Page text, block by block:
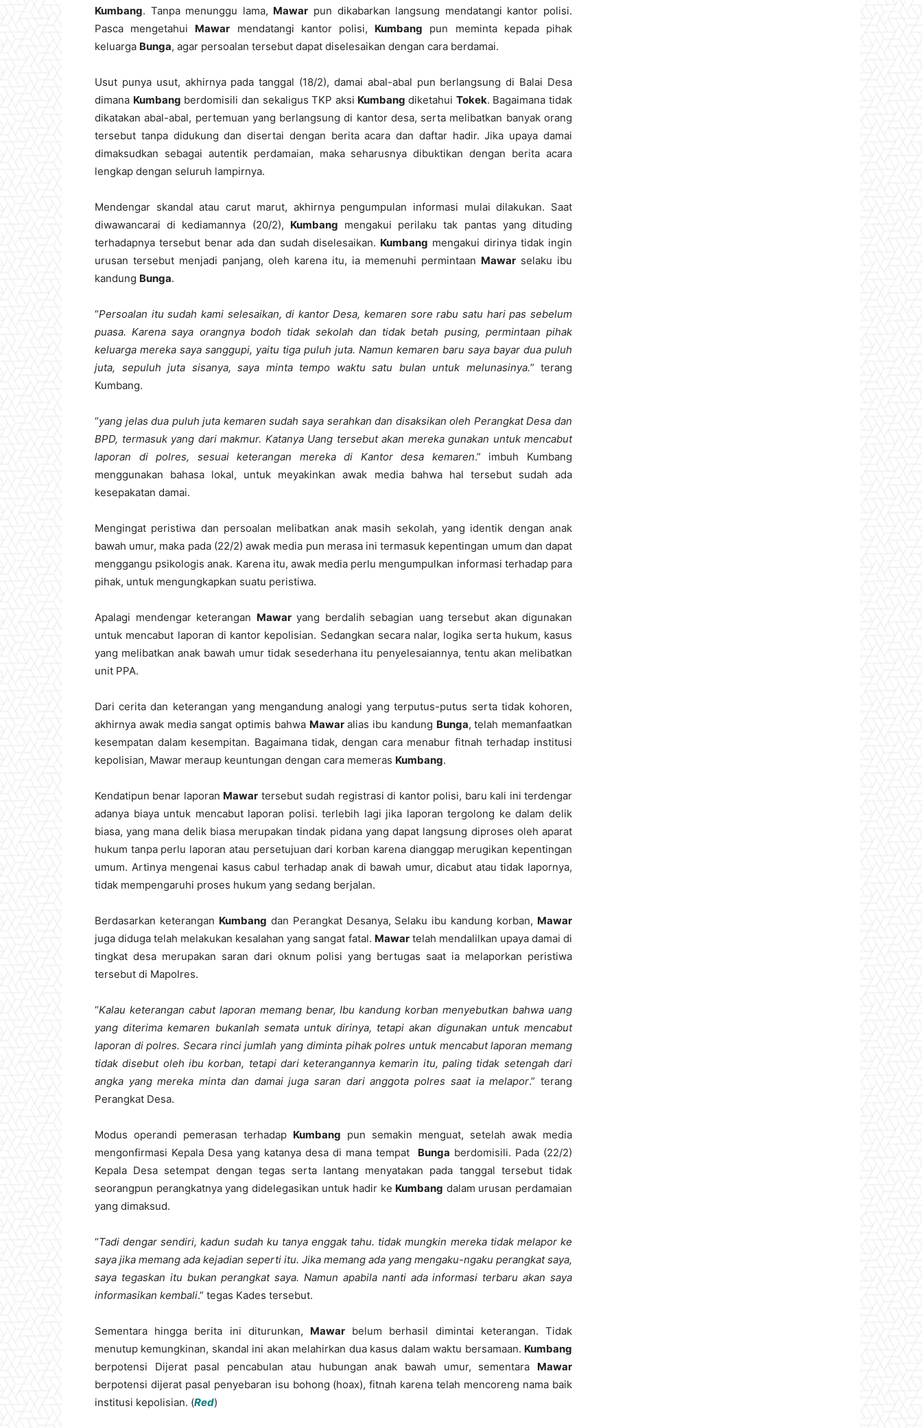
Kumbang. Tanpa menunggu lama, Mawar pun dikabarkan langsung mendatangi kantor polisi.
Pasca mengetahui Mawar mendatangi kantor polisi, Kumbang pun meminta kepada pihak
keluarga Bunga, agar persoalan tersebut dapat diselesaikan dengan cara berdamai.
Usut punya usut, akhirnya pada tanggal (18/2), damai abal-abal pun berlangsung di Balai Desa
dimana Kumbang berdomisili dan sekaligus TKP aksi Kumbangdiketahui Tokek. Bagaimana tidak
dikatakan abal-abal, pertemuan yang berlangsung di kantor desa, serta melibatkan banyak orang
tersebut tanpa didukung dan disertai dengan berita acara dan daftar hadir. Jika upaya damai
dimaksudkan sebagai autentik perdamaian, maka seharusnya dibuktikan dengan berita acara
lengkap dengan seluruh lampirnya.
Mendengar skandal atau carut marut, akhirnya pengumpulan informasi mulai dilakukan. Saat
diwawancarai di kediamannya (20/2), Kumbang mengakui perilaku tak pantas yang dituding
terhadapnya tersebut benar ada dan sudah diselesaikan. Kumbang mengakui dirinya tidak ingin
urusan tersebut menjadi panjang, oleh karena itu, ia memenuhi permintaan Mawar selaku ibu
kandung Bunga.
“Persoalan itu sudah kami selesaikan, di kantor Desa, kemaren sore rabu satu hari pas sebelum
puasa. Karena saya orangnya bodoh tidak sekolah dan tidak betah pusing, permintaan pihak
keluarga mereka saya sanggupi, yaitu tiga puluh juta. Namun kemaren baru saya bayar dua puluh
juta, sepuluh juta sisanya, saya minta tempo waktu satu bulan untuk melunasinya.” terang
Kumbang.
“yang jelas dua puluh juta kemaren sudah saya serahkan dan disaksikan oleh Perangkat Desa dan
BPD, termasuk yang dari makmur. Katanya Uang tersebut akan mereka gunakan untuk mencabut
laporan di polres, sesuai keterangan mereka di Kantor desa kemaren.” imbuh Kumbang
menggunakan bahasa lokal, untuk meyakinkan awak media bahwa hal tersebut sudah ada
kesepakatan damai.
Mengingat peristiwa dan persoalan melibatkan anak masih sekolah, yang identik dengan anak
bawah umur, maka pada (22/2) awak media pun merasa ini termasuk kepentingan umum dan dapat
menggangu psikologis anak. Karena itu, awak media perlu mengumpulkan informasi terhadap para
pihak, untuk mengungkapkan suatu peristiwa.
Apalagi mendengar keterangan Mawaryang berdalih sebagian uang tersebut akan digunakan
untuk mencabut laporan di kantor kepolisian. Sedangkan secara nalar, logika serta hukum, kasus
yang melibatkan anak bawah umur tidak sesederhana itu penyelesaiannya, tentu akan melibatkan
unit PPA.
Dari cerita dan keterangan yang mengandung analogi yang terputus-putus serta tidak kohoren,
akhirnya awak media sangat optimis bahwa Mawaralias ibu kandung Bunga, telah memanfaatkan
kesempatan dalam kesempitan. Bagaimana tidak, dengan cara menabur fitnah terhadap institusi
kepolisian, Mawar meraup keuntungan dengan cara memeras Kumbang.
Kendatipun benar laporan Mawar tersebut sudah registrasi di kantor polisi, baru kali ini terdengar
adanya biaya untuk mencabut laporan polisi. terlebih lagi jika laporan tergolong ke dalam delik
biasa, yang mana delik biasa merupakan tindak pidana yang dapat langsung diproses oleh aparat
hukum tanpa perlu laporan atau persetujuan dari korban karena dianggap merugikan kepentingan
umum. Artinya mengenai kasus cabul terhadap anak di bawah umur, dicabut atau tidak lapornya,
tidak mempengaruhi proses hukum yang sedang berjalan.
Berdasarkan keterangan Kumbang dan Perangkat Desanya, Selaku ibu kandung korban, Mawar
juga diduga telah melakukan kesalahan yang sangat fatal. Mawartelah mendalilkan upaya damai di
tingkat desa merupakan saran dari oknum polisi yang bertugas saat ia melaporkan peristiwa
tersebut di Mapolres.
“Kalau keterangan cabut laporan memang benar, Ibu kandung korban menyebutkan bahwa uang
yang diterima kemaren bukanlah semata untuk dirinya, tetapi akan digunakan untuk mencabut
laporan di polres. Secara rinci jumlah yang diminta pihak polres untuk mencabut laporan memang
tidak disebut oleh ibu korban, tetapi dari keterangannya kemarin itu, paling tidak setengah dari
angka yang mereka minta dan damai juga saran dari anggota polres saat ia melapor.” terang
Perangkat Desa.
Modus operandi pemerasan terhadap Kumbang pun semakin menguat, setelah awak media
mengonfirmasi Kepala Desa yang katanya desa di mana tempat Bunga berdomisili. Pada (22/2)
Kepala Desa setempat dengan tegas serta lantang menyatakan pada tanggal tersebut tidak
seorangpun perangkatnya yang didelegasikan untuk hadir ke Kumbang dalam urusan perdamaian
yang dimaksud.
“Tadi dengar sendiri, kadun sudah ku tanya enggak tahu. tidak mungkin mereka tidak melapor ke
saya jika memang ada kejadian seperti itu. Jika memang ada yang mengaku-ngaku perangkat saya,
saya tegaskan itu bukan perangkat saya. Namun apabila nanti ada informasi terbaru akan saya
informasikan kembali.” tegas Kades tersebut.
Sementara hingga berita ini diturunkan, Mawar belum berhasil dimintai keterangan. Tidak
menutup kemungkinan, skandal ini akan melahirkan dua kasus dalam waktu bersamaan. Kumbang
berpotensi Dijerat pasal pencabulan atau hubungan anak bawah umur, sementara Mawar
berpotensi dijerat pasal penyebaran isu bohong (hoax), fitnah karena telah mencoreng nama baik
institusi kepolisian. (Red)